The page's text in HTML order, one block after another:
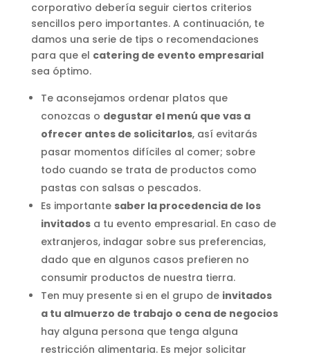
corporativo debería seguir ciertos criterios
sencillos pero importantes. A continuación, te
damos una serie de tips o recomendaciones
para que el catering de evento empresarial
sea óptimo.
Te aconsejamos ordenar platos que
conozcas o degustar el menú que vas a
ofrecer antes de solicitarlos, así evitarás
pasar momentos difíciles al comer; sobre
todo cuando se trata de productos como
pastas con salsas o pescados.
Es importante saber la procedencia de los
invitadosa tu evento empresarial. En caso de
extranjeros, indagar sobre sus preferencias,
dado que en algunos casos prefieren no
consumir productos de nuestra tierra.
Ten muy presente si en el grupo de invitados
a tu almuerzo de trabajo o cena de negocios
hay alguna persona que tenga alguna
restricción alimentaria. Es mejor solicitar